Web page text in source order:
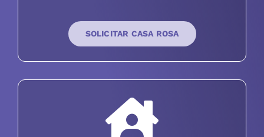
SOLICITAR CASA ROSA